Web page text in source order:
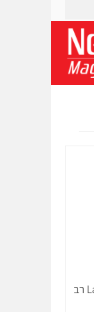
בקר Galil מסייע בפיתוח עדשת Laue רב